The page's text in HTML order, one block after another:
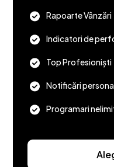
Rapoarte Vânzări
Indicatori de
Top Profesioniști
Notificări
Programari